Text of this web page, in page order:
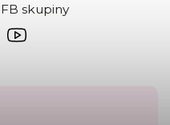
skupiny